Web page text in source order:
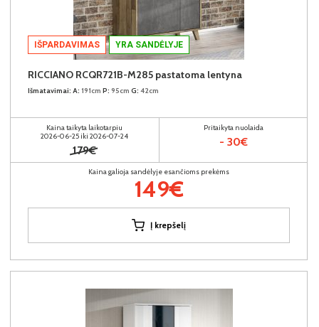
IŠPARDAVIMAS YRA SANDĖLYJE
RICCIANO RCQR721B-M285 pastatoma lentyna
Išmatavimai: A: 191cm P: 95cm G: 42cm
Kaina taikyta laikotarpiu
2026-06-25 iki 2026-07-24
179€
Pritaikyta nuolaida
- 30€
Kaina galioja sandėlyje esančioms prekėms
149€
Į krepšelį